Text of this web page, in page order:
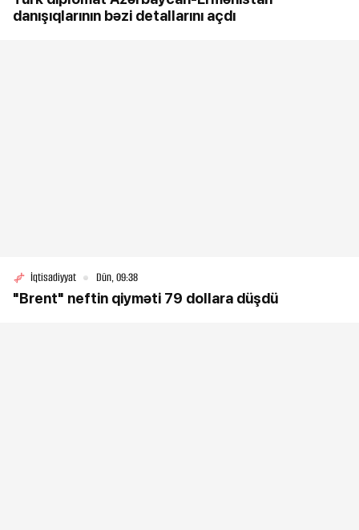
danışıqlarının bəzi detallarını açdı
İqtisadiyyat Dün, 09:38
"Brent" neftin qiyməti 79 dollara düşdü